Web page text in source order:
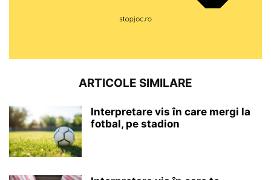
ARTICOLE SIMILARE
Interpretare vis în care mergi la
fotbal, pe stadion